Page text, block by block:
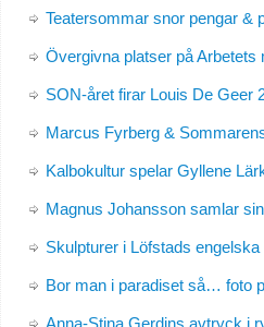
Teatersommar snor pengar &
Övergivna platser på Arbetets
SON-året firar Louis De Geer
Marcus Fyrberg &
Kalbokultur spelar Gyllene
Magnus Johansson samlar
Skulpturer i Löfstads engelska
Bor man i paradiset så… foto